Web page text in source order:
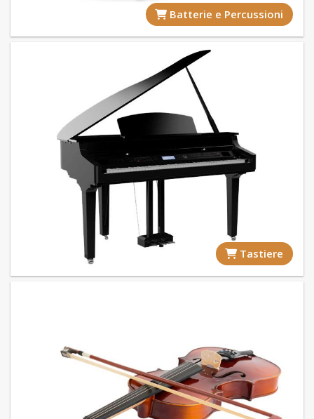
Batterie e Percussioni
Tastiere